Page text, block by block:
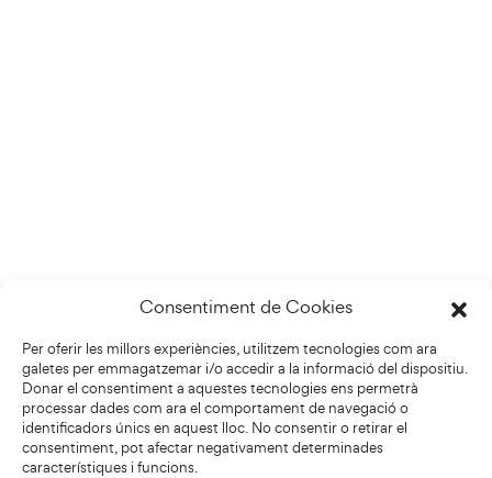
Consentiment de Cookies
Per oferir les millors experiències, utilitzem tecnologies com ara
galetes per emmagatzemar i/o accedir a la informació del dispositiu.
Donar el consentiment a aquestes tecnologies ens permetrà
processar dades com ara el comportament de navegació o
identificadors únics en aquest lloc. No consentir o retirar el
consentiment, pot afectar negativament determinades
característiques i funcions.